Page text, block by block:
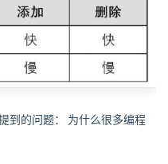
到的问题：
为什么很多编程